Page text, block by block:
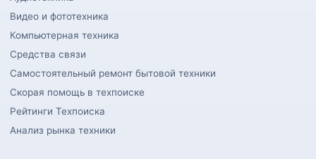
Видео и фототехника
Компьютерная техника
Средства связи
Самостоятельный ремонт бытовой техники
Скорая помощь в техпоиске
Рейтинги Техпоиска
Анализ рынка техники